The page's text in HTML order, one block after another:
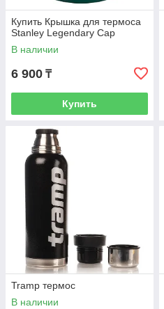
Купить Крышка для термоса
Stanley Legendary Cap
В наличии
6 900 ₸
Купить
Tramp термос
В наличии